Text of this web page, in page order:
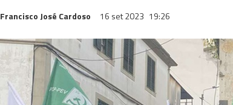
Francisco José Cardoso 16 set 2023 19:26